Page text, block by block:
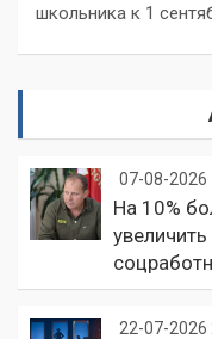
школьника к 1
07-08-2026
На 10%
22-07-2026